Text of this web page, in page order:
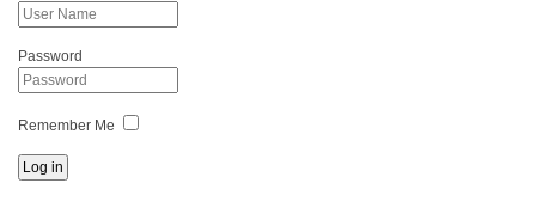
Password
Remember Me